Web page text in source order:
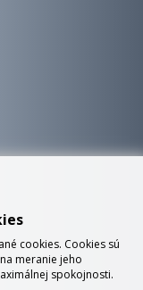
cookies. Cookies sú
meranie jeho
spokojnosti.